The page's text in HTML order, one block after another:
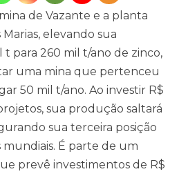
de Vazante e a planta
elevando sua
para 260 mil t/ano de zinco,
uma mina que pertenceu
50 mil t/ano. Ao investir R$
sua produção saltará
sua terceira posição
É parte de um
prevê investimentos de R$